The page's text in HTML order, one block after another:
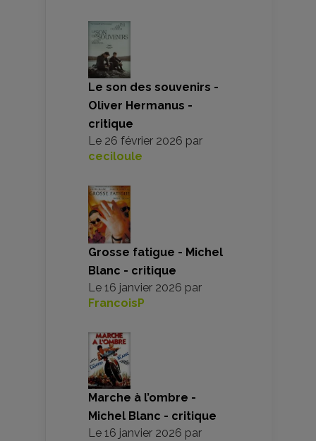
Le son des souvenirs -
Oliver Hermanus -
critique
Le 26 février 2026 par
ceciloule
Grosse fatigue - Michel
Blanc - critique
Le 16 janvier 2026 par
FrancoisP
Marche à l’ombre -
Michel Blanc - critique
Le 16 janvier 2026 par